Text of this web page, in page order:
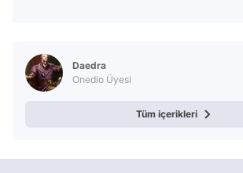
Daedra
Onedio Üyesi
Tüm içerikleri